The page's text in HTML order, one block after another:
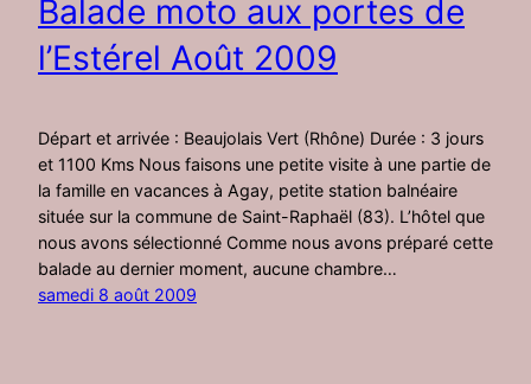
Balade moto aux portes de
l’Estérel Août 2009
Départ et arrivée : Beaujolais Vert (Rhône) Durée : 3 jours
et 1100 Kms Nous faisons une petite visite à une partie de
la famille en vacances à Agay, petite station balnéaire
située sur la commune de Saint-Raphaël (83). L’hôtel que
nous avons sélectionné Comme nous avons préparé cette
balade au dernier moment, aucune chambre…
samedi 8 août 2009